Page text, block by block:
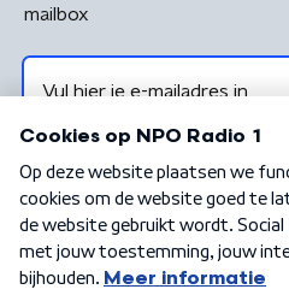
mailbox
Algemene voorwaarden